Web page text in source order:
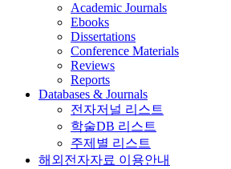
Academic Journals
Ebooks
Dissertations
Conference Materials
Reviews
Reports
Databases & Journals
전자저널 리스트
학술DB 리스트
주제별 리스트
해외전자자료 이용안내